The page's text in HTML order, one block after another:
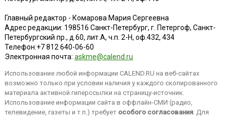
Главный редактор - Комарова Мария Сергеевна
Адрес редакции: 198516 Санкт-Петербург, г. Петергоф, Санкт-
Петербургский пр., д.60, лит.А, ч.п. 2-Н, оф.432, 434
Телефон:+7 812 640-06-60
Электронная почта: askme@calend.ru
Использование любой информации CALEND.RU на веб-сайтах
возможно только при условии наличия у каждого скопированного
материала активной гиперссылки на страницу-источник.
Использование информации сайта в оффлайн-СМИ (радио,
телевидение, газеты и т.п.) требует особого согласования. Для